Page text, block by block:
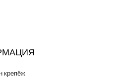
крепёж